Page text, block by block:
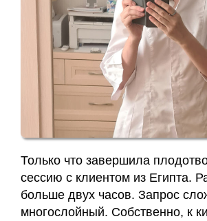
Только что завершила
сессию с клиентом из Египта.
больше двух часов. Запрос
многослойный. Собственно, к